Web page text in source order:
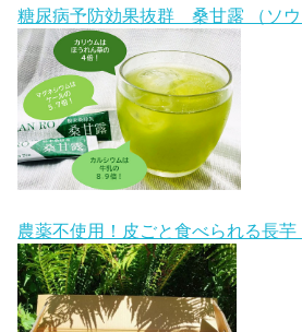
糖尿病予防効果抜群 桑甘露 （ソウ
農薬不使用！皮ごと食べられる長